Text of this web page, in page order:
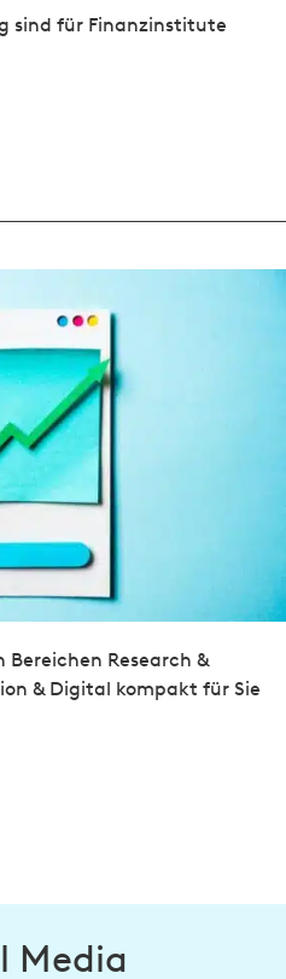
sind für Finanzinstitute
Research &
& Digital kompakt für Sie
Media